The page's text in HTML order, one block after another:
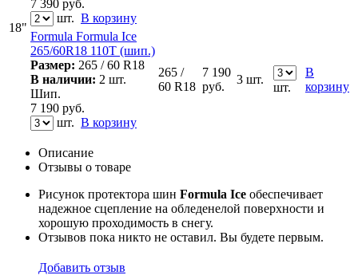
18"
7 390 руб.
шт. В корзину
Formula Formula Ice
265/60R18 110T (шип.)
Размер: 265 / 60 R18
В наличии: 2 шт.
Шип.
7 190 руб.
шт. В корзину
265 /
60 R18
7 190
руб.
3 шт.
шт.
В
корзину
Описание
Отзывы о товаре
Рисунок протектора шин Formula Ice обеспечивает
надежное сцепление на обледенелой поверхности и
хорошую проходимость в снегу.
Отзывов пока никто не оставил. Вы будете первым.
Добавить отзыв